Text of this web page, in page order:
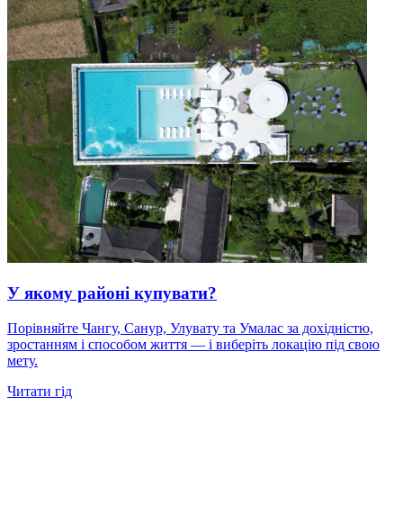
У якому районі купувати?
Порівняйте Чангу, Санур, Улувату та Умалас за дохідністю,
зростанням і способом життя — і виберіть локацію під свою
мету.
Читати гід